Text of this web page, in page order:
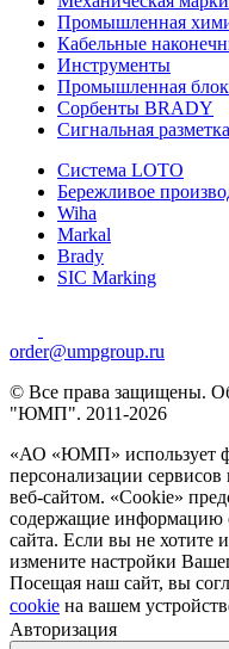
Промышленная
Кабельные
Инструменты
Промышленная
Сорбенты BRADY
Сигнальная разметка
Система LOTO
Бережливое
Wiha
Markal
Brady
SIC Marking
order@umpgroup.ru
© Все права защищены.
"ЮМП". 2011-2026
«АО «ЮМП» использует
персонализации
веб-сайтом. «Cookie»
содержащие информацию
сайта. Если вы не хотите
измените настройки
Посещая наш сайт, вы
cookie на вашем
Авторизация